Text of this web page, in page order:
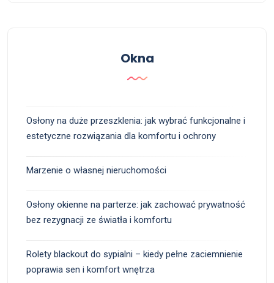
Okna
Osłony na duże przeszklenia: jak wybrać funkcjonalne i
estetyczne rozwiązania dla komfortu i ochrony
Marzenie o własnej nieruchomości
Osłony okienne na parterze: jak zachować prywatność
bez rezygnacji ze światła i komfortu
Rolety blackout do sypialni – kiedy pełne zaciemnienie
poprawia sen i komfort wnętrza